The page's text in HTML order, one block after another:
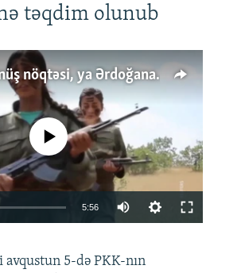
təqdim olunub
Türkiyənin dönüş nöqtəsi, ya Ərdoğana üçüncü şans: PKK ilə qəfil barışıq nə deməkdir?
source currently available
5:56
360p
5-də PKK-nın